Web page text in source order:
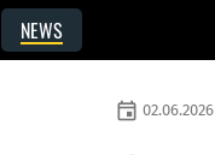
NEWS
event 02.06.2026